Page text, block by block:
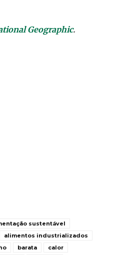
Geographic.
sustentável
alimentos industrializados
barata
calor